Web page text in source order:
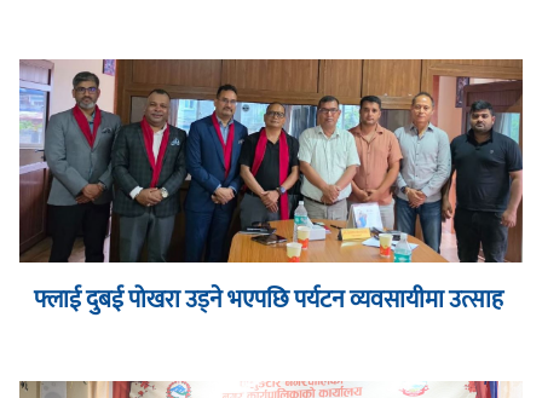
फ्लाई दुबई पोखरा उड्ने भएपछि पर्यटन व्यवसायीमा उत्साह